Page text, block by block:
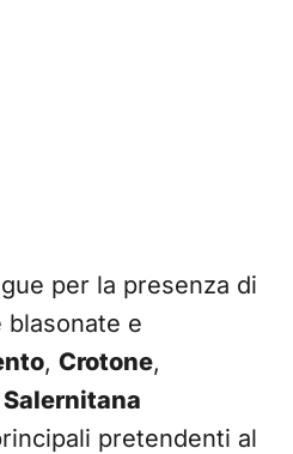
per la presenza di
blasonate e
, Crotone,
Salernitana
pretendenti al